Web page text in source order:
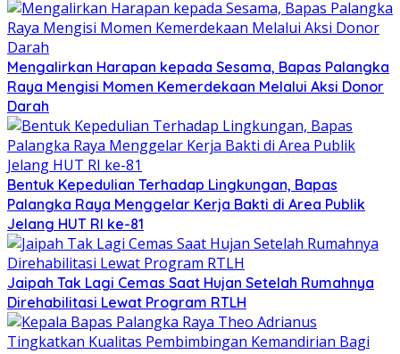
Mengalirkan Harapan kepada Sesama, Bapas Palangka
Raya Mengisi Momen Kemerdekaan Melalui Aksi Donor
Darah
Bentuk Kepedulian Terhadap Lingkungan, Bapas
Palangka Raya Menggelar Kerja Bakti di Area Publik
Jelang HUT RI ke-81
Jaipah Tak Lagi Cemas Saat Hujan Setelah Rumahnya
Direhabilitasi Lewat Program RTLH